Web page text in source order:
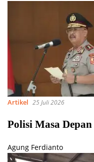
Artikel 25 Juli 2026
Polisi Masa
Agung Ferdianto